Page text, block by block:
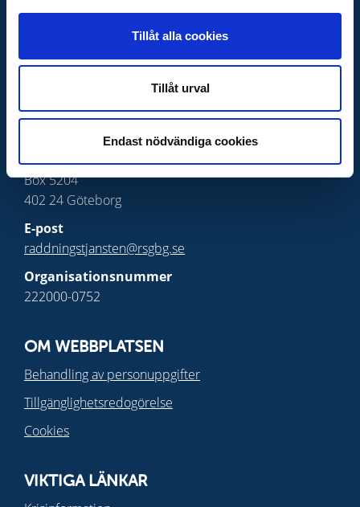
Tillåt alla cookies
Tillåt urval
Endast nödvändiga cookies
031-335 26 00
Adress
Räddningstjänsten
Storgöteborg
Box 5204
402 24 Göteborg
E-post
raddningstjansten@rsgbg.se
Organisationsnummer
222000-0752
OM WEBBPLATSEN
Behandling av personuppgifter
Tillgänglighetsredogörelse
Cookies
VIKTIGA LÄNKAR